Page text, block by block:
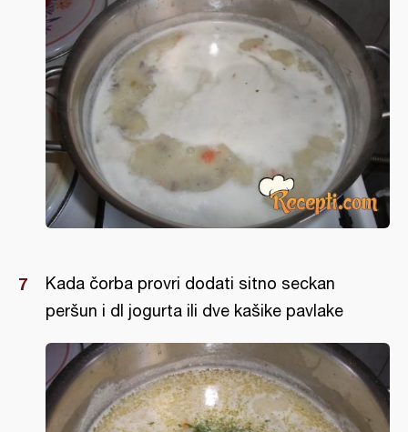
Kada čorba provri dodati sitno seckan
peršun i dl jogurta ili dve kašike pavlake